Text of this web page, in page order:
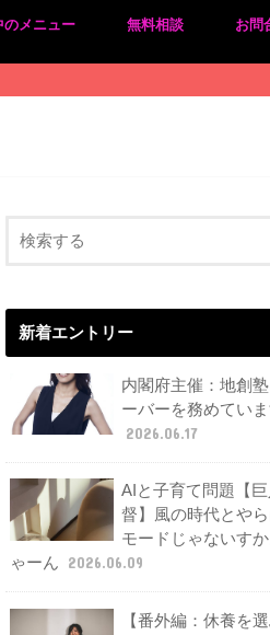
のメニュー 無料相談 お問
新着エントリー
内閣府主催：地創
ーバーを務めてい
2026.06.17
AIと子育て問題【
督】風の時代とや
モードじゃないす
ゃーん
2026.06.09
【番外編：休養を選